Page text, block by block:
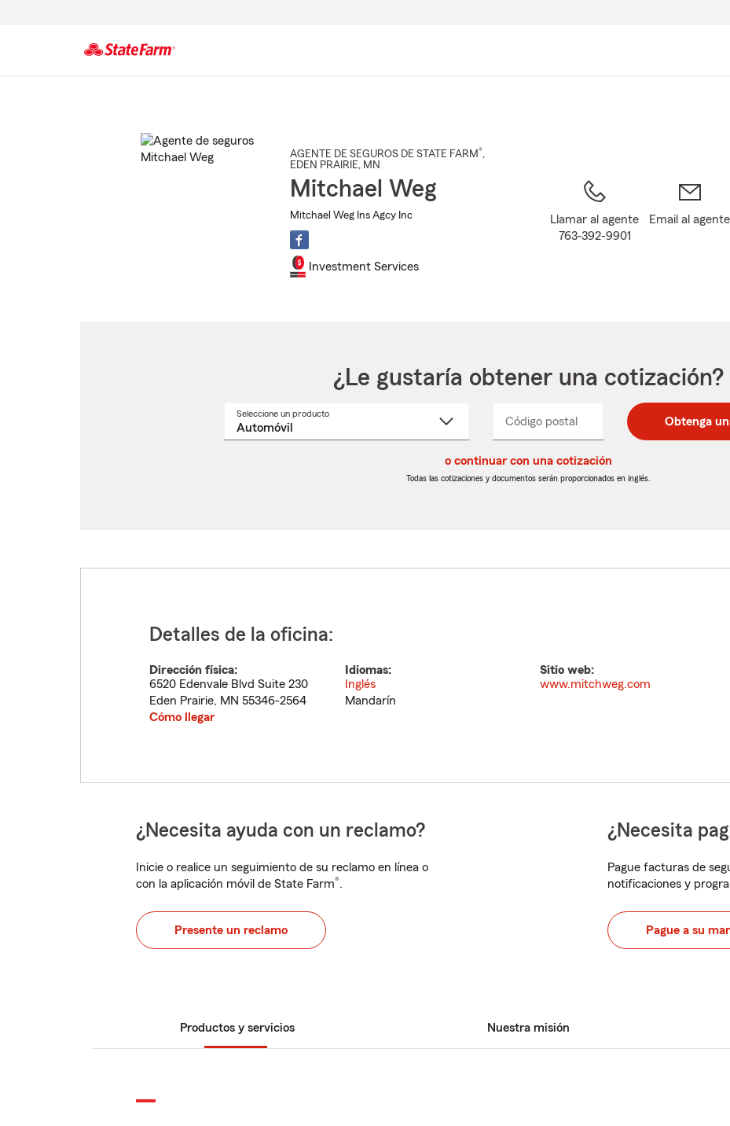
AGENTE DE SEGUROS DE STATE FARM®,
EDEN PRAIRIE, MN
Mitchael Weg
Mitchael Weg Ins Agcy Inc
Investment Services
Llamar al agente
763-392-9901
Email al agente
¿Le gustaría obtener una cotización?
Seleccione un productoSeleccione
Código postal
postal
de
postal
de
_____ Obtenga
o continuar con una cotización
Todas las cotizaciones y documentos serán proporcionados en inglés.
Detalles de la oficina:
Dirección física:
6520 Edenvale Blvd Suite 230
Eden Prairie, MN 55346-2564
Cómo llegar
Idiomas:
Inglés
Mandarín
Sitio web:
www.mitchweg.com
¿Necesita ayuda con un reclamo?
Inicie o realice un seguimiento de su reclamo en línea o
con la aplicación móvil de State Farm®.
Presente un reclamo
¿Necesita
Pague facturas de
notificaciones y
Pague a su
Productos y servicios Nuestra misión